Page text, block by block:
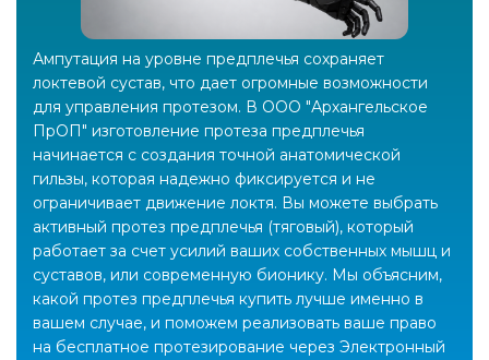
Ампутация на уровне предплечья сохраняет
локтевой сустав, что дает огромные возможности
для управления протезом. В ООО "Архангельское
ПрОП" изготовление протеза предплечья
начинается с создания точной анатомической
гильзы, которая надежно фиксируется и не
ограничивает движение локтя. Вы можете выбрать
активный протез предплечья (тяговый), который
работает за счет усилий ваших собственных мышц и
суставов, или современную бионику. Мы объясним,
какой протез предплечья купить лучше именно в
вашем случае, и поможем реализовать ваше право
на бесплатное протезирование через Электронный